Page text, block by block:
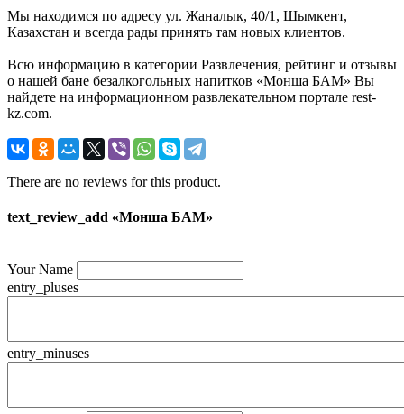
Мы находимся по адресу ул. Жаналык, 40/1, Шымкент,
Казахстан и всегда рады принять там новых клиентов.
Всю информацию в категории Развлечения, рейтинг и отзывы
о нашей бане безалкогольных напитков «Монша БАМ» Вы
найдете на информационном развлекательном портале rest-
kz.com.
There are no reviews for this product.
text_review_add «Монша БАМ»
Your Name
entry_pluses
entry_minuses